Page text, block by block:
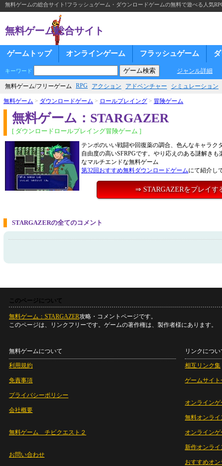
無料ゲームの総合サイト!フラッシュゲーム・ダウンロードゲームの無料で遊べる人気
無料ゲーム総合サイト
ゲームトップ オンラインゲーム フラッシュゲーム
キーワード ジャンル詳細
無料ゲーム/フリーゲーム RPG アクション アドベンチャー シミュレーション
無料ゲーム > ダウンロードゲーム > ロールプレイング > 冒険ゲーム
無料ゲーム：STARGAZER
[ ダウンロードロールプレイング冒険ゲーム ]
テンポのいい戦闘や回復薬の調合、色んなキャラク
自由度の高いSFRPGです。やり応えのある謎解き
なマルチエンドな無料ゲーム
第32回おすすめ無料ダウンロードゲームにて紹介し
⇒ STARGAZERをプレイす
STARGAZERの全てのコメント
このページについて
無料ゲーム：STARGAZER攻略・コメントページです。
このページは、リンクフリーです。ゲームの著作権は、製作者様にあります。
無料ゲームについて
利用規約
免責事項
プライバシーポリシー
会社概要
無料ゲーム チビクエスト２
お問い合わせ
リンクについ
相互リンク集
ゲームサイト
オンラインゲ
無料オンライ
オンライン
新作オンライ
おすすめオ